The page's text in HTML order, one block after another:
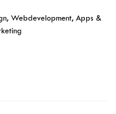
Webdevelopment, Apps &